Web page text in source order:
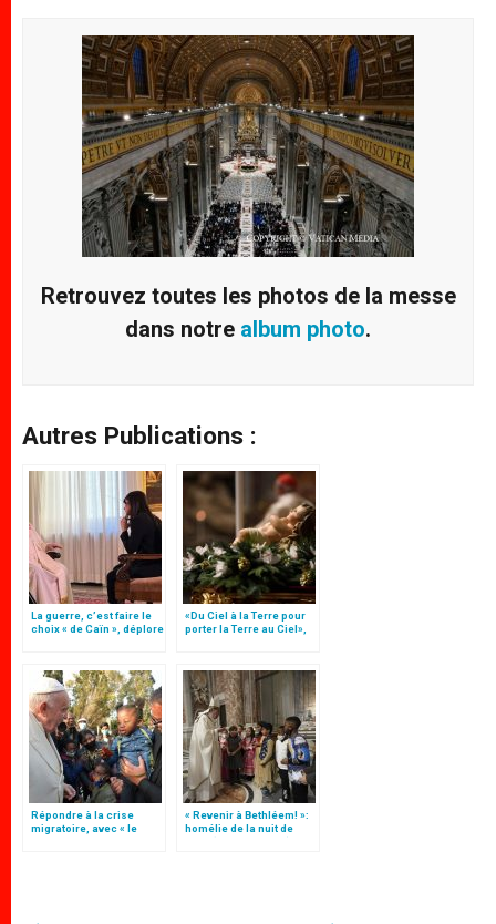
Retrouvez toutes les photos de la messe
dans notre album photo.
Autres Publications :
La guerre, c’est faire le
choix « de Caïn », déplore
«Du Ciel à la Terre pour
porter la Terre au Ciel»,
Répondre à la crise
migratoire, avec « le
« Revenir à Bethléem! »:
homélie de la nuit de
Noël (texte complet)